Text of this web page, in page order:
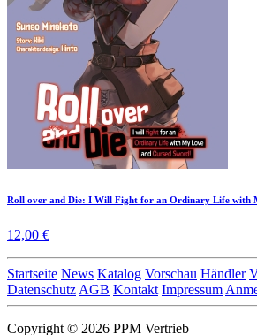
Roll over and Die: I Will Fight for an Ordinary Life with
12,00 €
Startseite News Katalog Vorschau Händler
Datenschutz AGB Kontakt Impressum
Copyright © 2026 PPM Vertrieb